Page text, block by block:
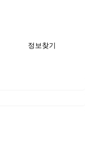
정보찾기